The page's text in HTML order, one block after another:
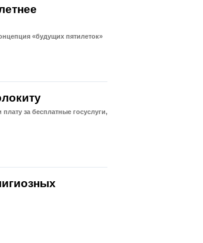
«будущих пятилеток»
за бесплатные госуслуги,